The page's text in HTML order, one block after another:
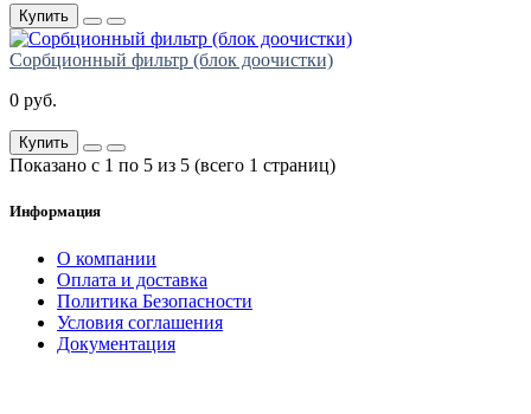
Купить
Сорбционный фильтр (блок доочистки)
0 руб.
Купить
Показано с 1 по 5 из 5 (всего 1 страниц)
Информация
О компании
Оплата и доставка
Политика Безопасности
Условия соглашения
Документация